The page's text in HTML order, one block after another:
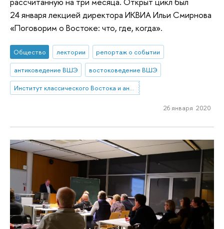
24 января лекцией директора ИКВИА Ильи Смирнова
«Поговорим о Востоке: что, где, когда».
Общество лектории
репортаж о событии
антиковедение ВШЭ
востоковедение ВШЭ
Институт классического Востока и античности
26 января 2020